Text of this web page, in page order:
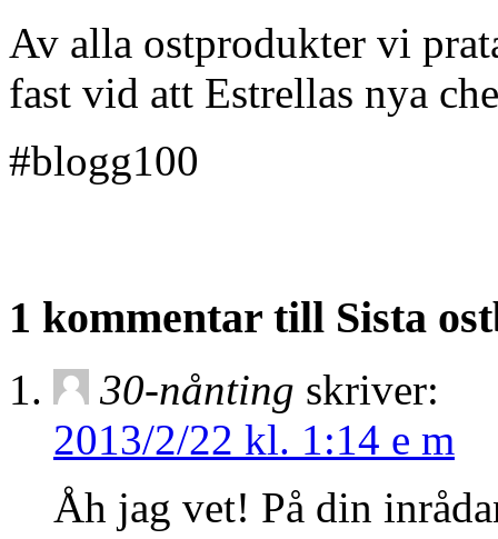
Av alla ostprodukter vi
fast vid att Estrellas nya
#blogg100
1 kommentar till Sista
30-nånting skriver:
2013/2/22 kl. 1:14 e m
Åh jag vet! På din